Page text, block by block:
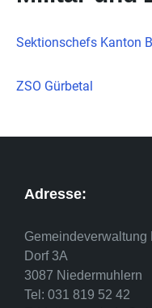
Sektionschefs Kanton
ZSO Gürbetal
Adresse:
Gemeindeverwaltung
Dorf 3A
3087 Niedermuhlern
Tel: 031 819 52 42